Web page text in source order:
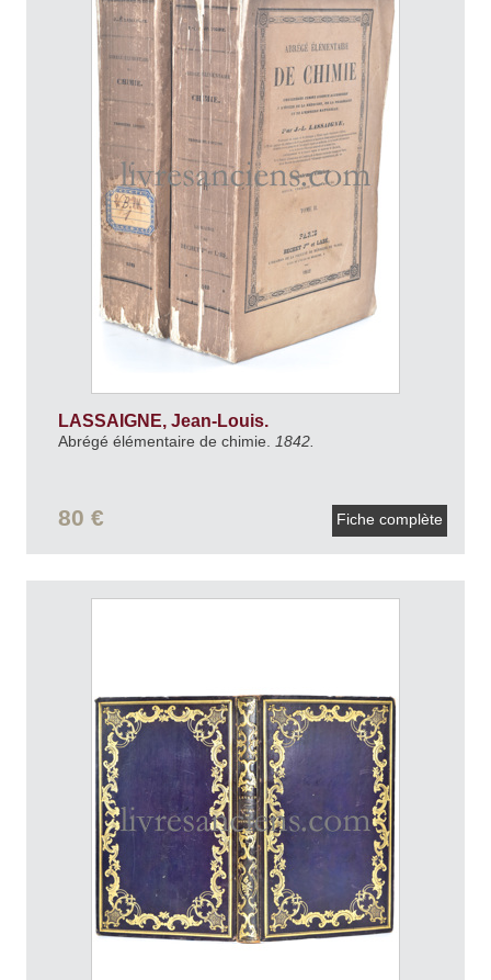
LASSAIGNE, Jean-Louis.
Abrégé élémentaire de chimie. 1842.
80 € Fiche complète